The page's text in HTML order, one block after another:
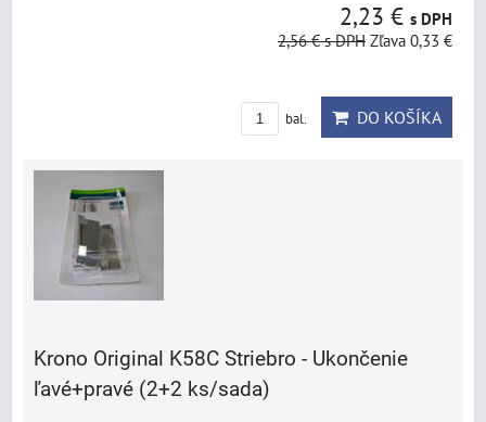
2,23 € s DPH
2,56 €s DPH Zľava 0,33 €
bal. DO KOŠÍKA
Krono Original K58C Striebro - Ukončenie
ľavé+pravé (2+2 ks/sada)